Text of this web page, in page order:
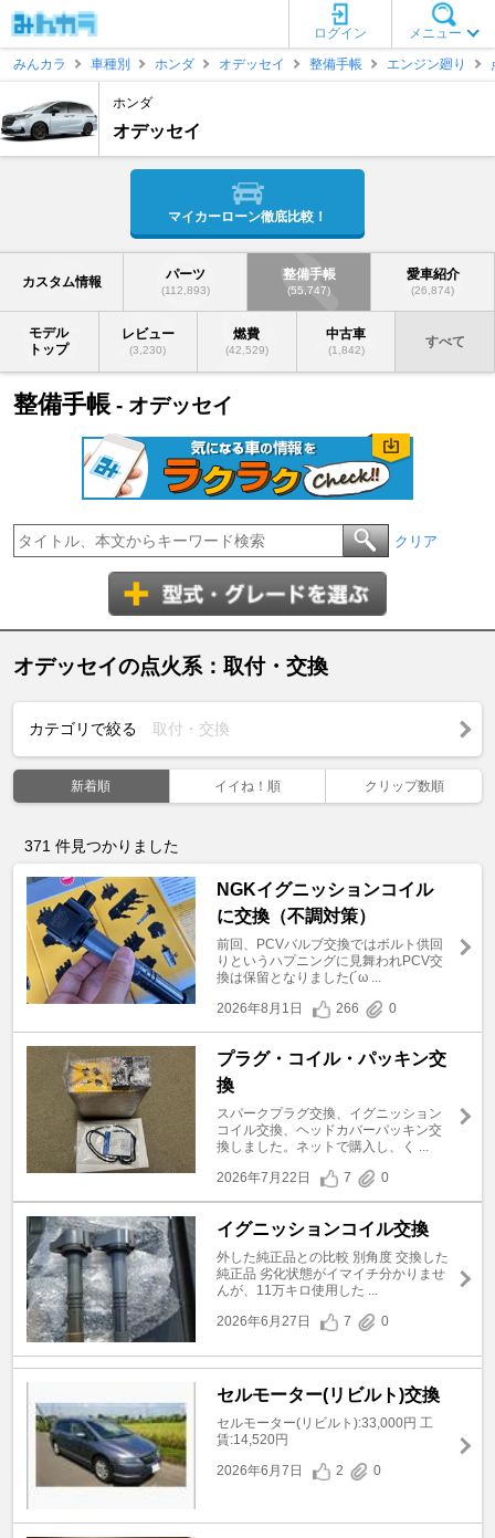
メニュー
ログイン
みんカラ
車種別 ホンダ オデッセイ 整備手帳 エンジン廻り
ホンダ
オデッセイ
マイカーローン徹底比較！
カスタム情報 パーツ
(112,893)
整備手帳
(55,747)
愛車紹介
(26,874)
モデル
トップ
レビュー
(3,230)
燃費
(42,529)
中古車
(1,842)
すべて
整備手帳 - オデッセイ
クリア
オデッセイの点火系：取付・交換
カテゴリで絞る 取付・交換
新着順 イイね！順 クリップ数順
371 件見つかりました
NGKイグニッションコイル
に交換（不調対策）
前回、PCVバルブ交換ではボルト供回
りというハプニングに見舞われPCV交
換は保留となりました(´ω ...
2026年8月1日
266 0
プラグ・コイル・パッキン交
換
スパークプラグ交換、イグニッション
コイル交換、ヘッドカバーパッキン交
換しました。ネットで購入し、く ...
2026年7月22日
7 0
イグニッションコイル交換
外した純正品との比較 別角度 交換した
純正品 劣化状態がイマイチ分かりませ
んが、11万キロ使用した ...
2026年6月27日
7 0
セルモーター(リビルト)交換
セルモーター(リビルト):33,000円 工
賃:14,520円
2026年6月7日
2 0